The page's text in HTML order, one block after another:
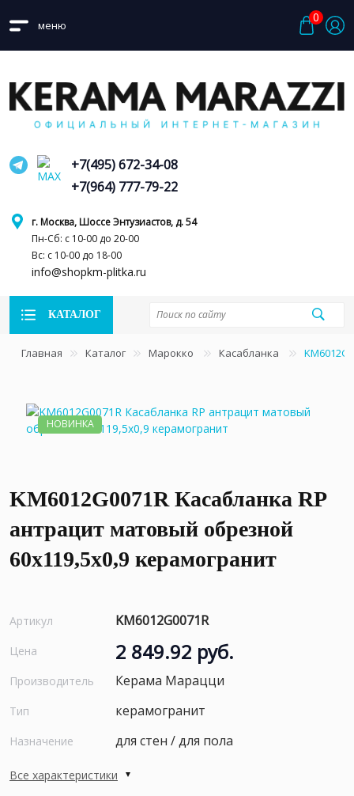
меню
0
г. Москва, Шоссе Энтузиастов, д. 54
Пн-Сб: с 10-00 до 20-00
Вс: с 10-00 до 18-00
info@shopkm-plitka.ru
+7(495) 672-34-08
+7(964) 777-79-22
КАТАЛОГ
Главная Каталог Марокко Касабланка
НОВИНКА
KM6012G0071R Касабланка RP
антрацит матовый обрезной
60x119,5x0,9 керамогранит
Артикул KM6012G0071R
Цена 2 849.92 руб.
Производитель Керама Марацци
Тип керамогранит
Назначение для стен / для пола
Все характеристики